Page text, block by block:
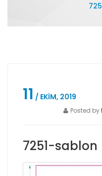
11 / EKIM, 2019
Posted by
7251-sablon